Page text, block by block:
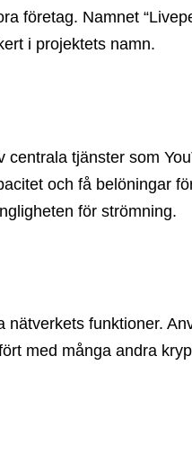
företag. Namnet
i projektets namn.
tjänster som
och få belöningar
för strömning.
funktioner.
med många andra